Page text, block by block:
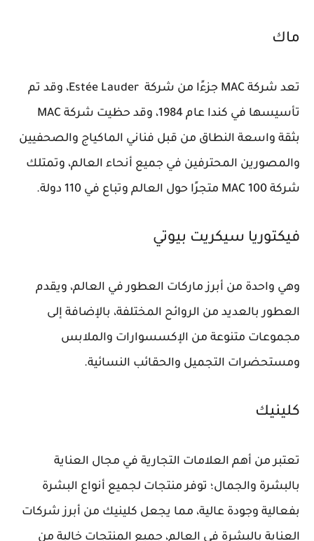
ماك
تعد شركة MAC جزءًا من شركة Estée Lauder، وقد تم
تأسيسها في كندا عام 1984، وقد حظيت شركة MAC
بثقة واسعة النطاق من قبل فناني الماكياج والصحفيين
والمصورين المحترفين في جميع أنحاء العالم، وتمتلك
شركة MAC 100 متجرًا حول العالم وتباع في 110 دولة.
فيكتوريا سيكريت بيوتي
وهي واحدة من أبرز ماركات العطور في العالم، ويقدم
العطور بالعديد من الروائح المختلفة، بالإضافة إلى
مجموعات متنوعة من الإكسسوارات والملابس
ومستحضرات التجميل والحقائب النسائية.
كلينيك
تعتبر من أهم العلامات التجارية في مجال العناية
بالبشرة والجمال؛ توفر منتجات لجميع أنواع البشرة
بفعالية وجودة عالية، مما يجعل كلينيك من أبرز شركات
العناية بالبشرة في العالم، جميع المنتجات خالية من